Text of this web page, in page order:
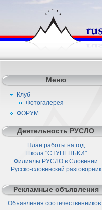
Меню
Клуб
Фотогалерея
ФОРУМ
Деятельность РУСЛО
План работы на год
Школа "СТУПЕНЬКИ"
Филиалы РУСЛО в Словении
Русско-словенский разговорник
Рекламные объявления
Объявления соотечественников